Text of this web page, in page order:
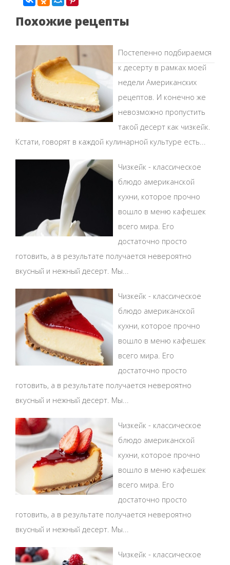
Похожие рецепты
Постепенно подбираемся
к десерту в рамках моей
недели Американских
рецептов. И конечно же
невозможно пропустить
такой десерт как чизкейк.
Кстати, говорят в каждой кулинарной культуре есть...
Чизкейк - классическое
блюдо американской
кухни, которое прочно
вошло в меню кафешек
всего мира. Его
достаточно просто
готовить, а в результате получается невероятно
вкусный и нежный десерт. Мы...
Чизкейк - классическое
блюдо американской
кухни, которое прочно
вошло в меню кафешек
всего мира. Его
достаточно просто
готовить, а в результате получается невероятно
вкусный и нежный десерт. Мы...
Чизкейк - классическое
блюдо американской
кухни, которое прочно
вошло в меню кафешек
всего мира. Его
достаточно просто
готовить, а в результате получается невероятно
вкусный и нежный десерт. Мы...
Чизкейк - классическое